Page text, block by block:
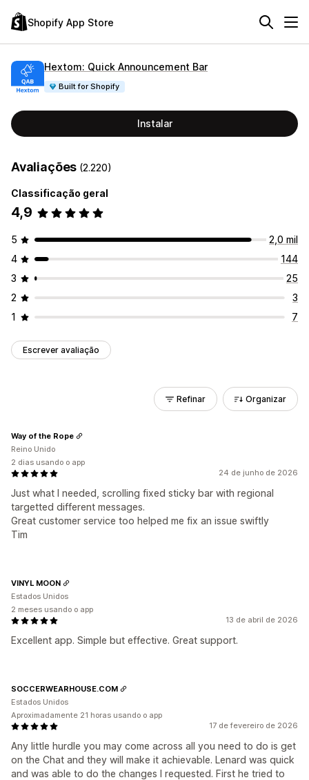
Shopify App Store
Hextom: Quick Announcement Bar
Built for Shopify
Instalar
Avaliações (2.220)
Classificação geral
4,9
5
2,0 mil
4
144
3
25
2
3
1
7
Escrever avaliação
Refinar Organizar
24 de junho de 2026
Just what I needed, scrolling fixed sticky bar with regional
targetted different messages.
Great customer service too helped me fix an issue swiftly
Tim
Way of the Rope
Reino Unido
2 dias usando o app
13 de abril de 2026
Excellent app. Simple but effective. Great support.
VINYL MOON
Estados Unidos
2 meses usando o app
17 de fevereiro de 2026
Any little hurdle you may come across all you need to do is get
on the Chat and they will make it achievable. Lenard was quick
and was able to do the changes I requested. First he tried to
SOCCERWEARHOUSE.COM
Estados Unidos
Aproximadamente 21 horas usando o app